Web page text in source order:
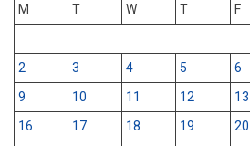
M
T W T F
2
3 4 5 6
9
10 11 12 13
16
17 18 19 20